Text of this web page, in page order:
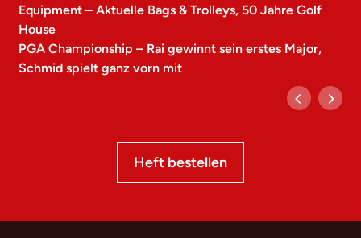
Equipment – Aktuelle Bags & Trolleys, 50 Jahre Golf
House
PGA Championship – Rai gewinnt sein erstes Major,
Schmid spielt ganz vorn mit
Heft bestellen